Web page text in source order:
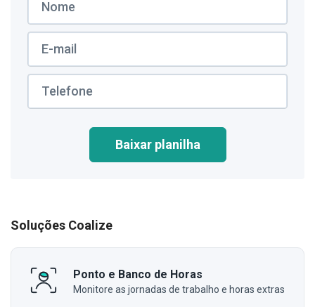
Baixar planilha
Soluções Coalize
Ponto e Banco de Horas
Monitore as jornadas de trabalho e horas extras